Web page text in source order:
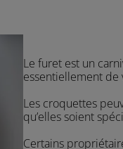
Le furet est un
essentiellement de
Les croquettes
qu’elles soient
Certains